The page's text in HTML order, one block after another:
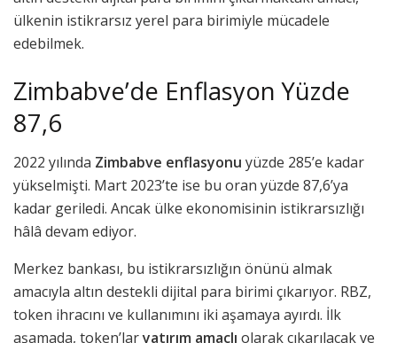
ülkenin istikrarsız yerel para birimiyle mücadele
edebilmek.
Zimbabve’de Enflasyon Yüzde
87,6
2022 yılında Zimbabve enflasyonu yüzde 285’e kadar
yükselmişti. Mart 2023’te ise bu oran yüzde 87,6’ya
kadar geriledi. Ancak ülke ekonomisinin istikrarsızlığı
hâlâ devam ediyor.
Merkez bankası, bu istikrarsızlığın önünü almak
amacıyla altın destekli dijital para birimi çıkarıyor. RBZ,
token ihracını ve kullanımını iki aşamaya ayırdı. İlk
aşamada, token’laryatırım amaçlı olarak çıkarılacak ve